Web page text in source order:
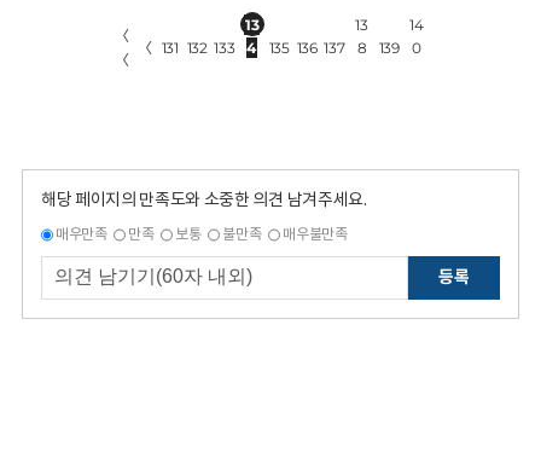
〈
〈
〈 131 132 133
13
4
135 136 137
13
8
139
14
0
해당 페이지의 만족도와 소중한 의견 남겨주세요.
매우만족 만족 보통 불만족 매우불만족
등록